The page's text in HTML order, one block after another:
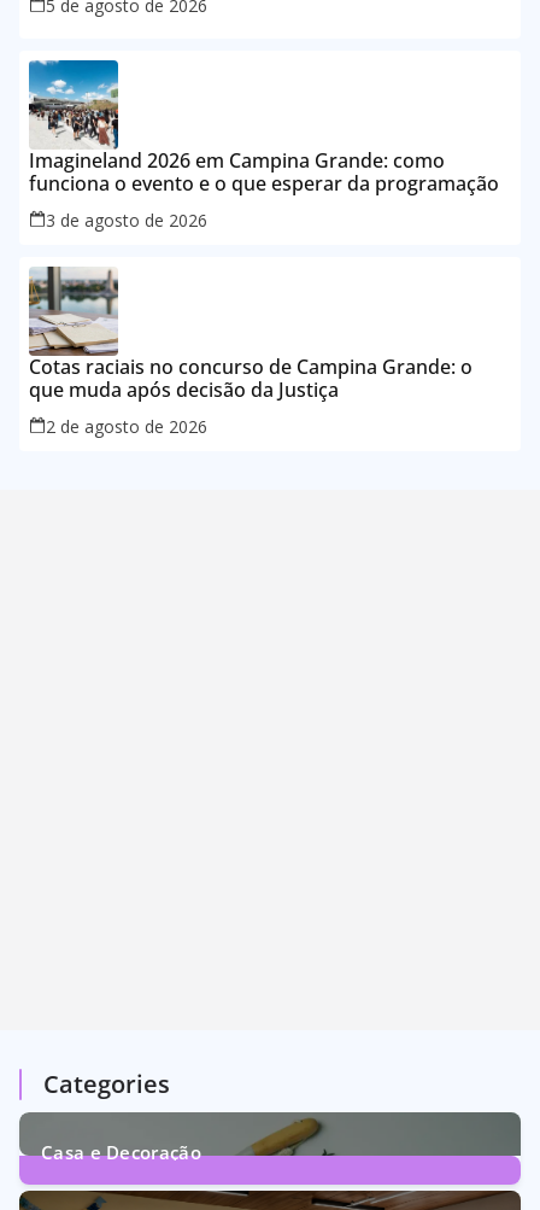
5 de agosto de 2026
Imagineland 2026 em Campina Grande: como
funciona o evento e o que esperar da programação
3 de agosto de 2026
Cotas raciais no concurso de Campina Grande: o
que muda após decisão da Justiça
2 de agosto de 2026
Categories
Casa e Decoração
1Post